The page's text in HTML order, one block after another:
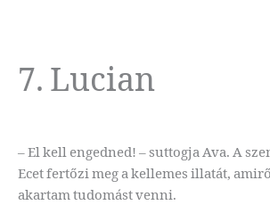
7. Lucian
– El kell engedned! – suttogja Ava. A
Ecet fertőzi meg a kellemes illatát,
akartam tudomást venni.